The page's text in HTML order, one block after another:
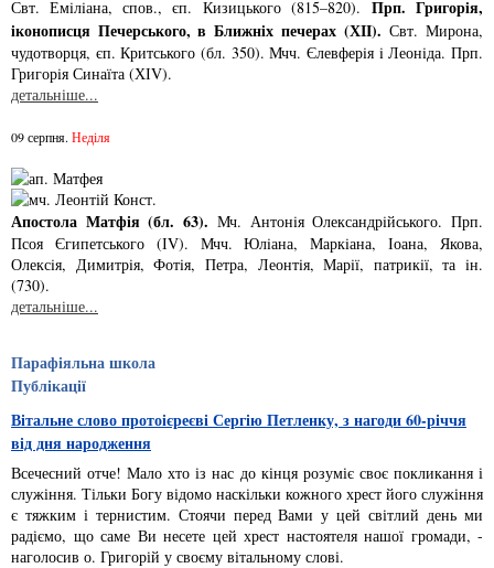
Свт. Емiлiана, спов., єп. Кизицького (815–820). Прп. Григорiя,
iконописця Печер­ського, в Ближнiх печерах (ХІІ). Свт. Мирона,
чудотворця, єп. Критського­ (бл. 350). Мчч. Єлев­ферiя i Леонiда. Прп.
Григорiя Синаїта (ХІV).
детальніше...
09 серпня. Неділя
Апостола Матфія (бл. 63). Мч. Антонiя Олександрiйського. Прп.
Псоя Єгипетського (ІV). Мчч. Юлiана, Маркiана, Іоана, Якова,
Олексiя, Димитрiя, Фотiя, Петра, Леонтiя, Марiї, патрикiї, та iн.
(730).
детальніше...
Парафіяльна школа
Публікації
Вітальне слово протоієреєві Сергію Петленку, з нагоди 60-річчя
від дня народження
Всечесний отче! Мало хто із нас до кінця розуміє своє покликання і
служіння. Тільки Богу відомо наскільки кожного хрест його служіння
є тяжким і тернистим. Стоячи перед Вами у цей світлий день ми
радіємо, що саме Ви несете цей хрест настоятеля нашої громади, -
наголосив о. Григорій у своєму вітальному слові.